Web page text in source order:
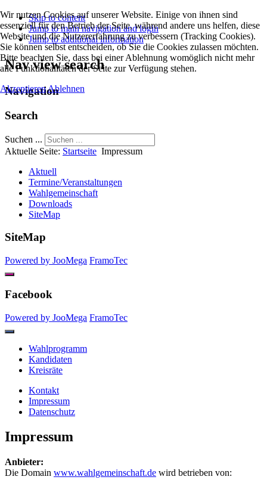
Skip to content
Jump to main navigation and login
Jump to additional information
Nav view search
Navigation
Search
Suchen ...
Aktuelle Seite: Startseite Impressum
Aktuell
Termine/Veranstaltungen
Wahlgemeinschaft
Downloads
SiteMap
SiteMap
Powered by JooMega FramoTec
Facebook
Powered by JooMega FramoTec
Wahlprogramm
Kandidaten
Kreisräte
Kontakt
Impressum
Datenschutz
Impressum
Anbieter:
Die Domain www.wahlgemeinschaft.de wird betrieben von:
Wir nutzen Cookies auf unserer Website. Einige von ihnen sind
essenziell für den Betrieb der Seite, während andere uns helfen, diese
Website und die Nutzererfahrung zu verbessern (Tracking Cookies).
Sie können selbst entscheiden, ob Sie die Cookies zulassen möchten.
Bitte beachten Sie, dass bei einer Ablehnung womöglich nicht mehr
alle Funktionalitäten der Seite zur Verfügung stehen.
AkzeptierenAblehnen